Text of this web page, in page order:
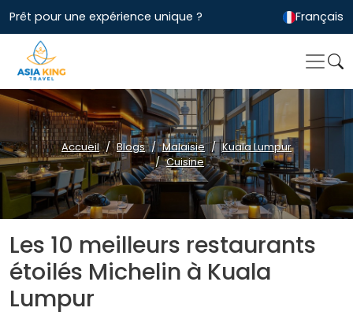
Prêt pour une expérience unique ? Français
Accueil Blogs Malaisie
Kuala Lumpur
Cuisine
Les 10 meilleurs restaurants
étoilés Michelin à Kuala
Lumpur